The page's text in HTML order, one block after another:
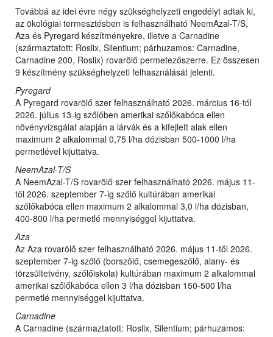
Továbbá az idei évre négy szükséghelyzeti engedélyt adtak ki,
az ökológiai termesztésben is felhasználható NeemAzal-T/S,
Aza és Pyregard készítményekre, illetve a Carnadine
(származtatott: Roslix, Silentium; párhuzamos: Carnadine,
Carnadine 200, Roslix) rovarölő permetezőszerre. Ez összesen
9 készítmény szükséghelyzeti felhasználását jelenti.
Pyregard
A Pyregard rovarölő szer felhasználható 2026. március 16-tól
2026. július 13-ig szőlőben amerikai szőlőkabóca ellen
növényvizsgálat alapján a lárvák és a kifejlett alak ellen
maximum 2 alkalommal 0,75 l/ha dózisban 500-1000 l/ha
permetlével kijuttatva.
NeemAzal-T/S
A NeemAzal-T/S rovarölő szer felhasználható 2026. május 11-
től 2026. szeptember 7-ig szőlő kultúrában amerikai
szőlőkabóca ellen maximum 2 alkalommal 3,0 l/ha dózisban,
400-800 l/ha permetlé mennyiséggel kijuttatva.
Aza
Az Aza rovarölő szer felhasználható 2026. május 11-től 2026.
szeptember 7-ig szőlő (borszőlő, csemegeszőlő, alany- és
törzsültetvény, szőlőiskola) kultúrában maximum 2 alkalommal
amerikai szőlőkabóca ellen 3 l/ha dózisban 150-500 l/ha
permetlé mennyiséggel kijuttatva.
Carnadine
A Carnadine (származtatott: Roslix, Silentium; párhuzamos: